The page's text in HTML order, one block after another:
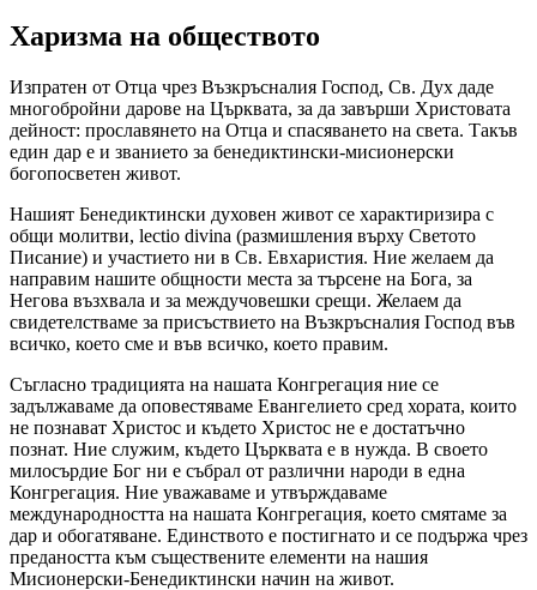
Харизма на обществото
Изпратен от Отца чрез Възкръсналия Господ, Св. Дух даде
многобройни дарове на Църквата, за да завърши Христовата
дейност: прославянето на Отца и спасяването на света. Такъв
един дар е и званието за бенедиктински-мисионерски
богопосветен живот.
Нашият Бенедиктински духовен живот се характиризира с
общи молитви, lectio divina (размишления върху Светото
Писание) и участието ни в Св. Евхаристия. Ние желаем да
направим нашите общности места за търсене на Бога, за
Негова възхвала и за междучовешки срещи. Желаем да
свидетелстваме за присъствието на Възкръсналия Господ във
всичко, което сме и във всичко, което правим.
Съгласно традицията на нашата Конгрегация ние се
задължаваме да оповестяваме Евангелието сред хората, които
не познават Христос и където Христос не е достатъчно
познат. Ние служим, където Църквата е в нужда. В своето
милосърдие Бог ни е събрал от различни народи в една
Конгрегация. Ние уважаваме и утвърждаваме
международността на нашата Конгрегация, което смятаме за
дар и обогатяване. Единството е постигнато и се подържа чрез
предаността към съществените елементи на нашия
Мисионерски-Бенедиктински начин на живот.